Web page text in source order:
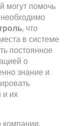
могут помочь
, что
в системе
постоянное
о
знание и
и их